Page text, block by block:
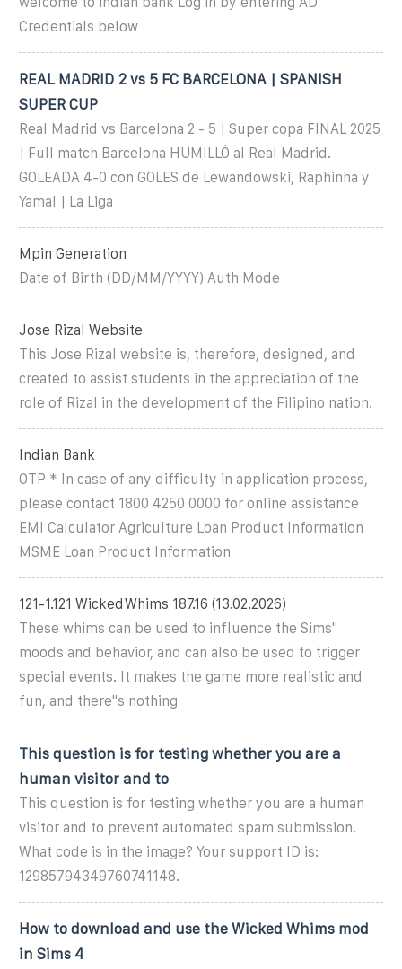
Credentials below
REAL MADRID 2 vs 5 FC BARCELONA | SPANISH
SUPER CUP
Real Madrid vs Barcelona 2 - 5 | Super copa FINAL 2025
| Full match Barcelona HUMILLÓ al Real Madrid.
GOLEADA 4-0 con GOLES de Lewandowski, Raphinha y
Yamal | La Liga
Mpin Generation
Date of Birth (DD/MM/YYYY) Auth Mode
Jose Rizal Website
This Jose Rizal website is, therefore, designed, and
created to assist students in the appreciation of the
role of Rizal in the development of the Filipino nation.
Indian Bank
OTP * In case of any difficulty in application process,
please contact 1800 4250 0000 for online assistance
EMI Calculator Agriculture Loan Product Information
MSME Loan Product Information
121-1.121 WickedWhims 187.16 (13.02.2026)
These whims can be used to influence the Sims''
moods and behavior, and can also be used to trigger
special events. It makes the game more realistic and
fun, and there''s nothing
This question is for testing whether you are a
human visitor and to
This question is for testing whether you are a human
visitor and to prevent automated spam submission.
What code is in the image? Your support ID is:
12985794349760741148.
How to download and use the Wicked Whims mod
in Sims 4